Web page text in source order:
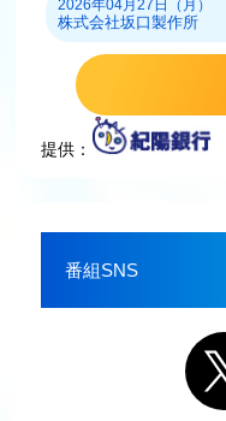
2026年04月27日（月）
株式会社坂口製作所
提供：
番組SNS